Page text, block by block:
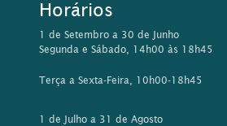
Horários
1 de Setembro a 30 de Junho
Segunda e Sábado, 14h00 às 18h45
Terça a Sexta-Feira, 10h00-18h45
1 de Julho a 31 de Agosto